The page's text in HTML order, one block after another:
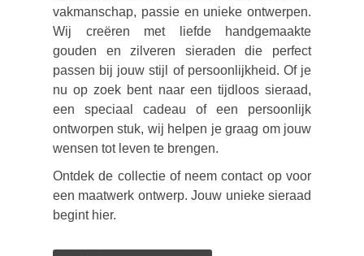
vakmanschap, passie en unieke ontwerpen.
Wij creëren met liefde handgemaakte
gouden en zilveren sieraden die perfect
passen bij jouw stijl of persoonlijkheid. Of je
nu op zoek bent naar een tijdloos sieraad,
een speciaal cadeau of een persoonlijk
ontworpen stuk, wij helpen je graag om jouw
wensen tot leven te brengen.
Ontdek de collectie of neem contact op voor
een maatwerk ontwerp. Jouw unieke sieraad
begint hier.